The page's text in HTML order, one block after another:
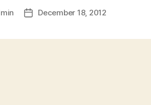
PostDecember 18, 2012